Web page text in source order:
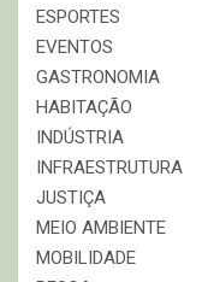
ESPORTES
EVENTOS
GASTRONOMIA
HABITAÇÃO
INDÚSTRIA
INFRAESTRUTURA
JUSTIÇA
MEIO AMBIENTE
MOBILIDADE